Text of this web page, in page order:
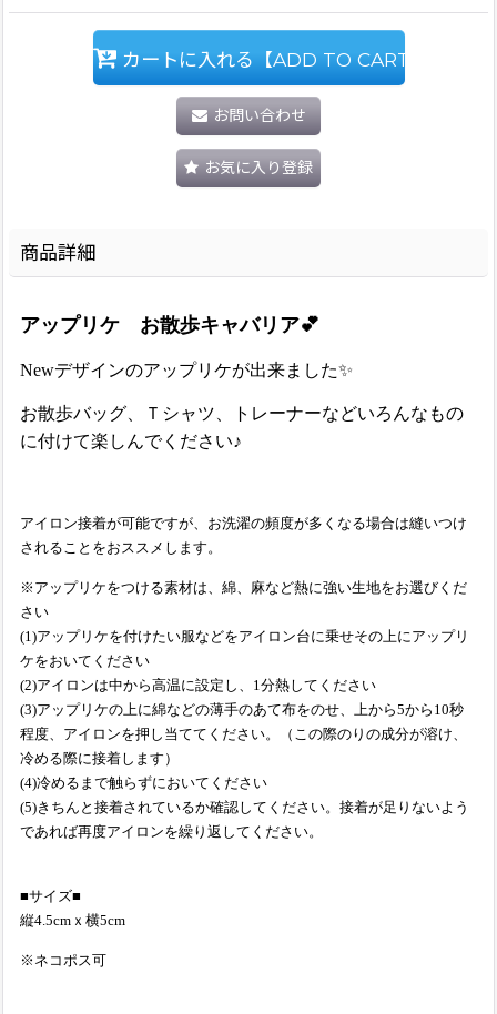
カートに入れる【ADD TO CART】
お問い合わせ
お気に入り登録
商品詳細
アップリケ お散歩キャバリア💕
Newデザインのアップリケが出来ました✨
お散歩バッグ、Ｔシャツ、トレーナーなどいろんなもの
に付けて楽しんでください♪
アイロン接着が可能ですが、お洗濯の頻度が多くなる場合は縫いつけ
されることをおススメします。
※アップリケをつける素材は、綿、麻など熱に強い生地をお選びくだ
さい
(1)アップリケを付けたい服などをアイロン台に乗せその上にアップリ
ケをおいてください
(2)アイロンは中から高温に設定し、1分熱してください
(3)アップリケの上に綿などの薄手のあて布をのせ、上から5から10秒
程度、アイロンを押し当ててください。（この際のりの成分が溶け、
冷める際に接着します）
(4)冷めるまで触らずにおいてください
(5)きちんと接着されているか確認してください。接着が足りないよう
であれば再度アイロンを繰り返してください。
■サイズ■
縦4.5cmｘ横5cm
※ネコポス可